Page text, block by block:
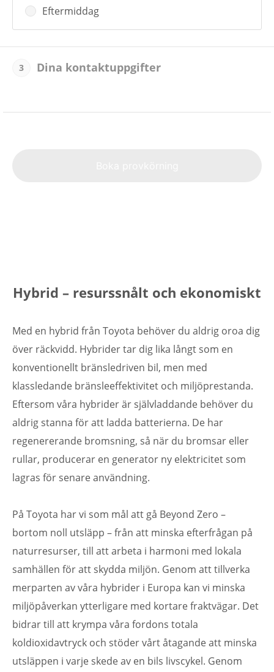
Eftermiddag
3 Dina kontaktuppgifter
Hybrid – resurssnålt och ekonomiskt
Med en hybrid från Toyota behöver du aldrig oroa dig
över räckvidd. Hybrider tar dig lika långt som en
konventionellt bränsledriven bil, men med
klassledande bränsleeffektivitet och miljöprestanda.
Eftersom våra hybrider är självladdande behöver du
aldrig stanna för att ladda batterierna. De har
regenererande bromsning, så när du bromsar eller
rullar, producerar en generator ny elektricitet som
lagras för senare användning.
På Toyota har vi som mål att gå Beyond Zero –
bortom noll utsläpp – från att minska efterfrågan på
naturresurser, till att arbeta i harmoni med lokala
samhällen för att skydda miljön. Genom att tillverka
merparten av våra hybrider i Europa kan vi minska
miljöpåverkan ytterligare med kortare fraktvägar. Det
bidrar till att krympa våra fordons totala
koldioxidavtryck och stöder vårt åtagande att minska
utsläppen i varje skede av en bils livscykel. Genom